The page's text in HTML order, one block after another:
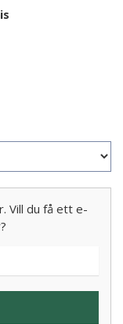
Vill du få ett e-